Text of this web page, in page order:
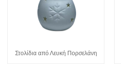
Στολίδια από Λευκή Πορσελάνη